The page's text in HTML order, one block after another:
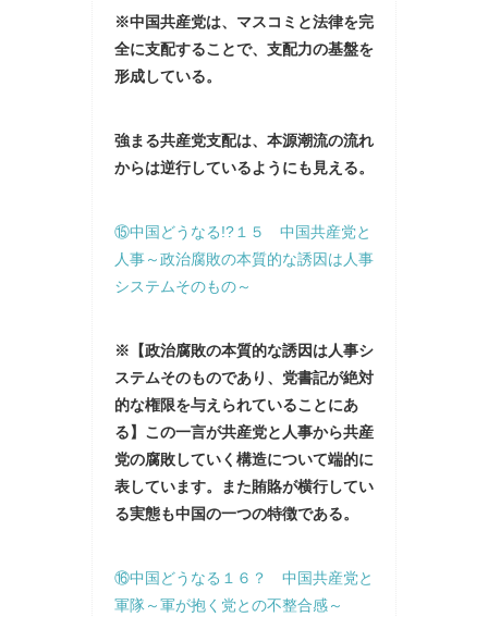
※中国共産党は、マスコミと法律を完
全に支配することで、支配力の基盤を
形成している。
強まる共産党支配は、本源潮流の流れ
からは逆行しているようにも見える。
⑮中国どうなる!?１５ 中国共産党と
人事～政治腐敗の本質的な誘因は人事
システムそのもの～
※【政治腐敗の本質的な誘因は人事シ
ステムそのものであり、党書記が絶対
的な権限を与えられていることにあ
る】この一言が共産党と人事から共産
党の腐敗していく構造について端的に
表しています。また賄賂が横行してい
る実態も中国の一つの特徴である。
⑯中国どうなる１６？ 中国共産党と
軍隊～軍が抱く党との不整合感～